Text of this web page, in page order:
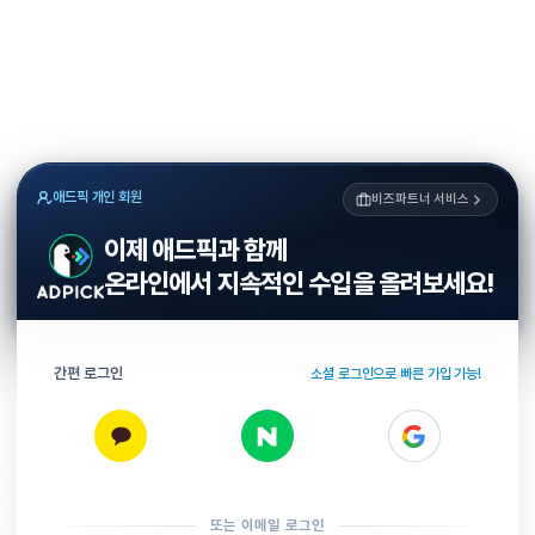
애드픽 개인 회원 비즈파트너 서비스
이제 애드픽과 함께
온라인에서 지속적인 수입을 올려보세요!
간편 로그인 소셜 로그인으로 빠른 가입 가능!
또는 이메일 로그인